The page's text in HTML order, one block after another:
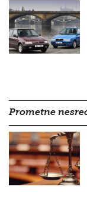
Prometne